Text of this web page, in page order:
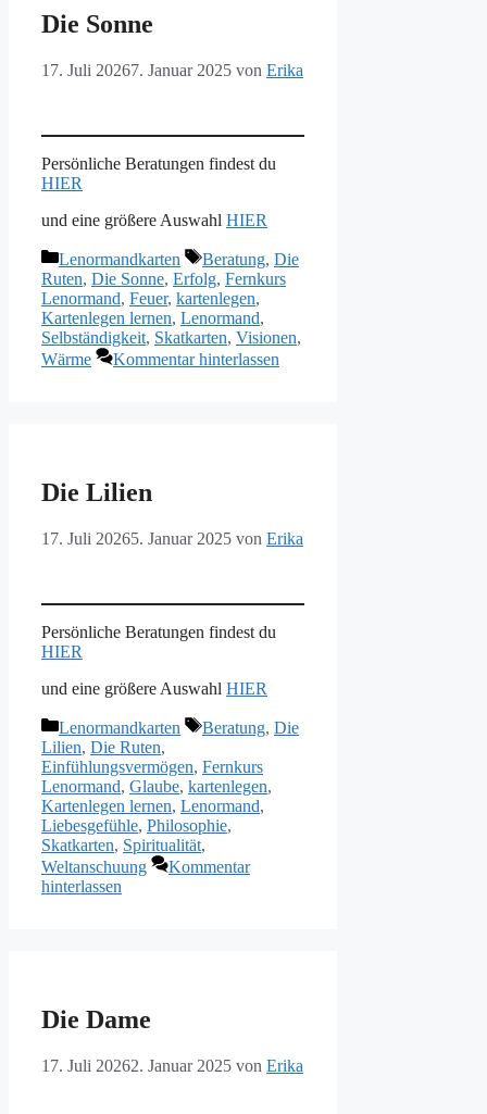
Die Sonne
17. Juli 20267. Januar 2025 von Erika
Persönliche Beratungen findest du
HIER
und eine größere Auswahl HIER
Kategorien
Lenormandkarten Schlagwörter
Beratung, Die
Ruten, Die Sonne, Erfolg, Fernkurs
Lenormand, Feuer, kartenlegen,
Kartenlegen lernen, Lenormand,
Selbständigkeit, Skatkarten, Visionen,
Wärme
Kommentar hinterlassen
Die Lilien
17. Juli 20265. Januar 2025 von Erika
Persönliche Beratungen findest du
HIER
und eine größere Auswahl HIER
Kategorien
Lenormandkarten Schlagwörter
Beratung, Die
Lilien, Die Ruten,
Einfühlungsvermögen, Fernkurs
Lenormand, Glaube, kartenlegen,
Kartenlegen lernen, Lenormand,
Liebesgefühle, Philosophie,
Skatkarten, Spiritualität,
Weltanschuung
Kommentar
hinterlassen
Die Dame
17. Juli 20262. Januar 2025 von Erika